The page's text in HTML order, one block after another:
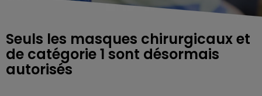
Seuls les masques chirurgicaux et
de catégorie 1 sont désormais
autorisés